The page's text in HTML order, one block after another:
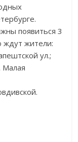
появиться 3
ждут жители:
ул.;
Малая